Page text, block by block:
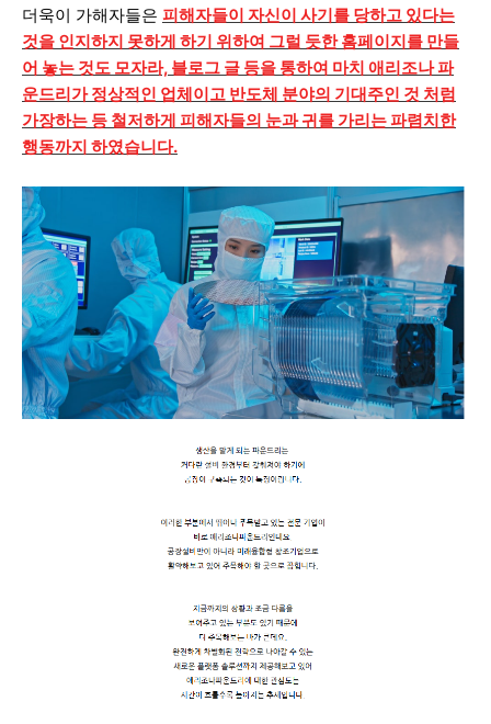
더욱이 가해자들은 피해자들이 자신이 사기를 당하고 있다는
것을 인지하지 못하게 하기 위하여 그럴 듯한 홈페이지를 만들
어 놓는 것도 모자라, 블로그 글 등을 통하여 마치 애리조나 파
운드리가 정상적인 업체이고 반도체 분야의 기대주인 것 처럼
가장하는 등 철저하게 피해자들의 눈과 귀를 가리는 파렴치한
행동까지 하였습니다.